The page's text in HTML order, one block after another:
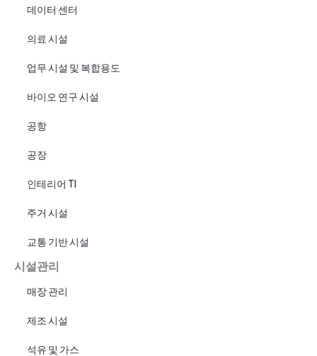
데이터 센터
의료 시설
업무 시설 및 복합용도
바이오 연구 시설
공항
공장
인테리어 TI
주거 시설
교통 기반 시설
시설관리
매장 관리
제조 시설
석유 및 가스